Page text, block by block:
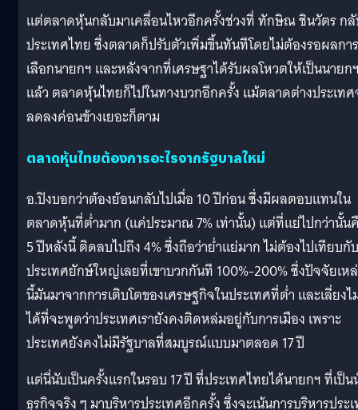
แต่ตลาดหุ้นกลับมาเคลื่อนไหวอีกครั้งช่วงที่ ทักษิณ ชินวัตร ก
ประเทศไทย ซึ่งตลาดก็ปรับตัวเพิ่มขึ้นทันทีโดยไม่ต้องรอผลการ
เลือกนายกฯ และหลังจากที่เศรษฐาได้รับผลโหวตให้เป็นนายก
แล้ว ตลาดหุ้นไทยก็ไปในทางบวกอีกครั้ง แม้ตลาดต่างประเท
ลดลงค่อนข้างเยอะก็ตาม
ตลาดหุ้นไทยต้องการอะไรจากรัฐบาลใหม่
อ.ปิงบอกว่าต้องย้อนกลับไปเมื่อ 10 ปีก่อน ซึ่งมีผลตอบแทนใน
ตลาดหุ้นที่ต่ำมาก (แค่ประมาณ 7% เท่านั้น) แต่ที่แย่ไปกว่านั้น
5 ปีหลังนี้ ติดลบไปถึง 4% ซึ่งถือว่าย่ำแย่มาก ไม่ต้องไปเทียบกับ
ประเทศยักษ์ใหญ่เลยที่เขาบวกกันที 100%-200% ซึ่งปัจจัยเห
นี้มันมาจากการเติบโตของเศรษฐกิจในประเทศที่ต่ำ และเลี่ยงไ
ได้ที่จะพูดว่าประเทศเรายังคงติดหล่มอยู่กับการเมือง เพราะ
ประเทศยังคงไม่มีรัฐบาลที่สมบูรณ์แบบมาตลอด 17 ปี
แต่นี่นับเป็นครั้งแรกในรอบ 17 ปี ที่ประเทศไทยได้นายกฯ ที่เป็
ธุรกิจจริง ๆ มาบริหารประเทศอีกครั้ง ซึ่งจะเน้นการบริหารประ